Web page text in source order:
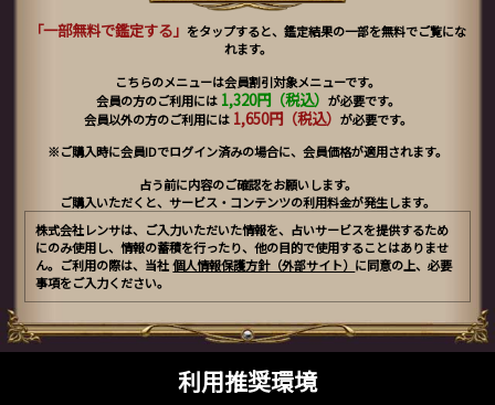
「一部無料で鑑定する」 をタップすると、鑑定結果の一部を無料でご覧にな
れます。
こちらのメニューは会員割引対象メニューです。
会員の方のご利用には1,320円（税込） が必要です。
会員以外の方のご利用には1,650円（税込） が必要です。
※ご購入時に会員IDでログイン済みの場合に、会員価格が適用されます。
占う前に内容のご確認をお願いします。
ご購入いただくと、サービス・コンテンツの利用料金が発生します。
株式会社レンサは、ご入力いただいた情報を、占いサービスを提供するため
にのみ使用し、情報の蓄積を行ったり、他の目的で使用することはありませ
ん。ご利用の際は、当社個人情報保護方針（外部サイト） に同意の上、必要
事項をご入力ください。
利用推奨環境